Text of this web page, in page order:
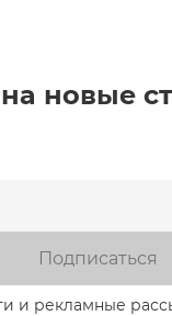
новые
и рекламные
Подписаться